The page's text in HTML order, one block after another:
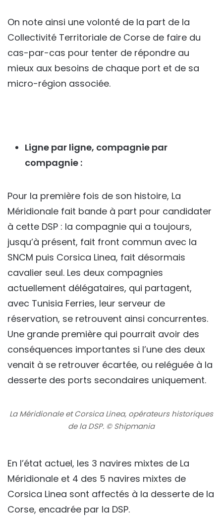
On note ainsi une volonté de la part de la
Collectivité Territoriale de Corse de faire du
cas-par-cas pour tenter de répondre au
mieux aux besoins de chaque port et de sa
micro-région associée.
Ligne par ligne, compagnie par
compagnie :
Pour la première fois de son histoire, La
Méridionale fait bande à part pour candidater
à cette DSP : la compagnie qui a toujours,
jusqu’à présent, fait front commun avec la
SNCM puis Corsica Linea, fait désormais
cavalier seul. Les deux compagnies
actuellement délégataires, qui partagent,
avec Tunisia Ferries, leur serveur de
réservation, se retrouvent ainsi concurrentes.
Une grande première qui pourrait avoir des
conséquences importantes si l’une des deux
venait à se retrouver écartée, ou reléguée à la
desserte des ports secondaires uniquement.
La Méridionale et Corsica Linea, opérateurs historiques
de la DSP. © Shipmania
En l’état actuel, les 3 navires mixtes de La
Méridionale et 4 des 5 navires mixtes de
Corsica Linea sont affectés à la desserte de la
Corse, encadrée par la DSP.